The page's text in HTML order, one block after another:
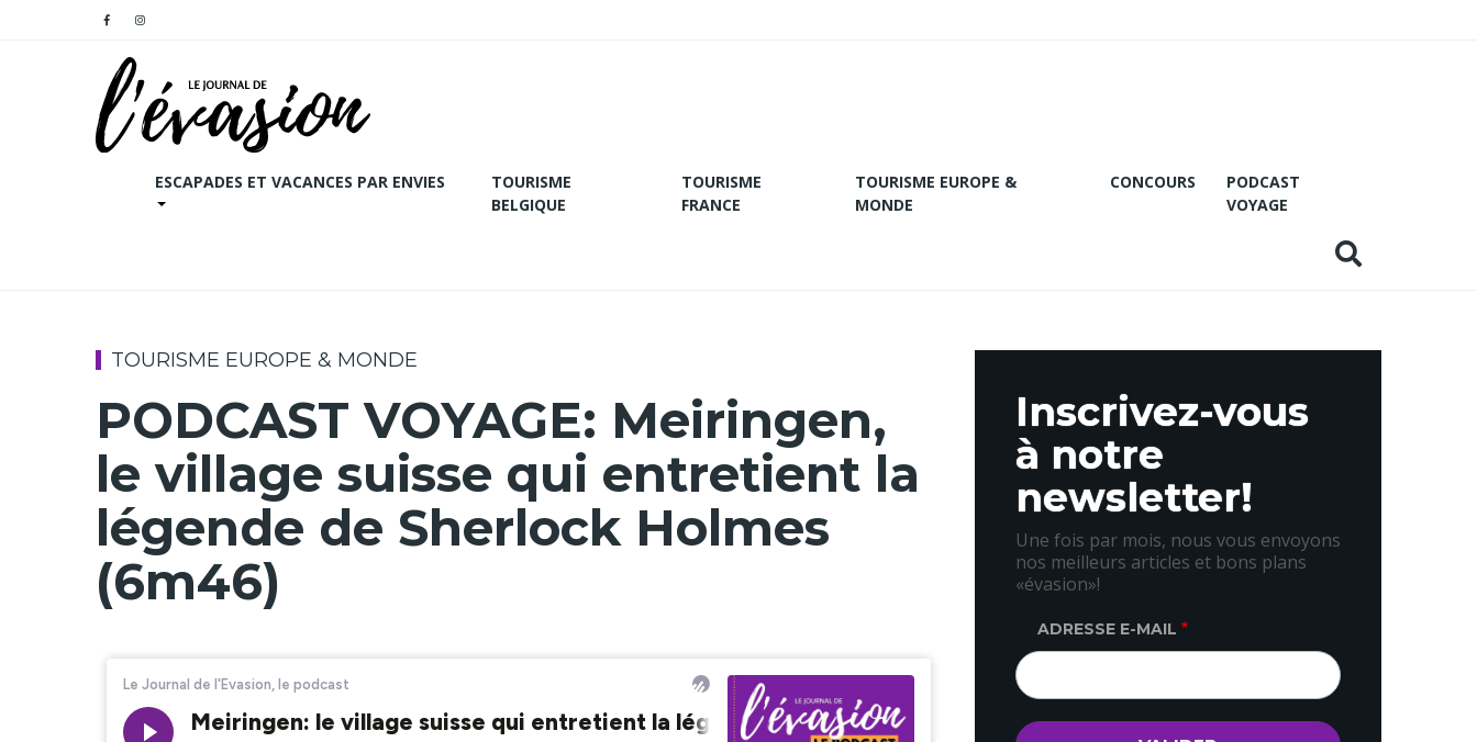
ESCAPADES ET VACANCES PAR ENVIES
TOURISME
BELGIQUE
TOURISME
FRANCE
TOURISME EUROPE &
MONDE
CONCOURS
PODCAST
VOYAGE
TOURISME EUROPE & MONDE
PODCAST VOYAGE: Meiringen,
le village suisse qui entretient la
légende de Sherlock Holmes
(6m46)
Inscrivez-vous
à notre
newsletter!
Une fois par mois, nous vous envoyons
nos meilleurs articles et bons plans
«évasion»!
ADRESSE E-MAIL